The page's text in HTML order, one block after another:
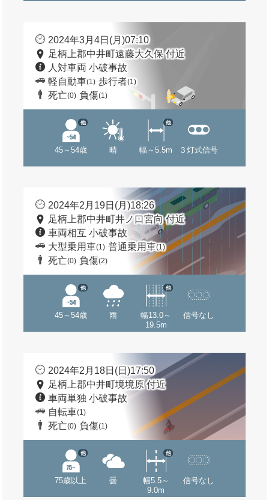
2024年3月4日(月)07:10
足柄上郡中井町遠藤大久保 付近
人対車両 小破事故
軽自動車(1) 歩行者(1)
死亡(0) 負傷(1)
45～54歳
他
晴 幅～5.5m
他
３灯式信号
2024年2月19日(月)18:26
足柄上郡中井町井ノ口宮向 付近
車両相互 小破事故
大型乗用車(1) 普通乗用車(1)
死亡(0) 負傷(2)
45～54歳
他
雨
幅13.0～
19.5m
他
信号なし
2024年2月18日(日)17:50
足柄上郡中井町境境原 付近
車両単独 小破事故
自転車(1)
死亡(0) 負傷(1)
75歳以上
他
曇
幅5.5～
9.0m
他
信号なし